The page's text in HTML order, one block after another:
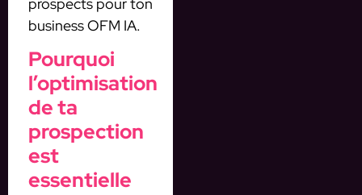
business OFM IA.
Pourquoi
l’optimisation
de ta
prospection
est
essentielle